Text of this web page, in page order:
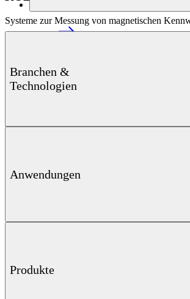
Branchen &
Technologien
Anwendungen
Produkte
Systeme zur Messung von magnetischen